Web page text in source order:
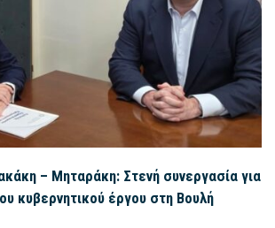
– Μηταράκη: Στενή συνεργασία για
κυβερνητικού έργου στη Βουλή